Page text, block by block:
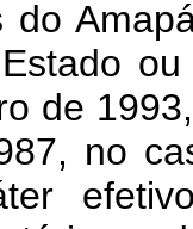
do
de
no